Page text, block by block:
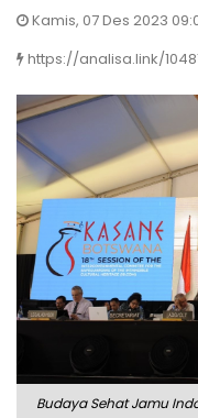
Kamis, 07 Des 2023
https://analisa.link/
Budaya Sehat Jamu